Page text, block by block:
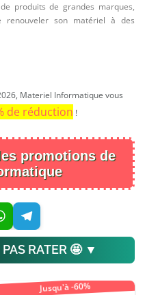
produits de grandes marques,
renouveler son matériel à des
Materiel Informatique vous
de réduction !
promotions de
RATER 🤩 ▼
Jusqu'à -60%